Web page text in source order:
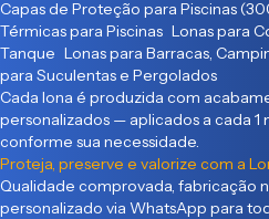
Capas de Proteção para Piscinas
Térmicas para Piscinas Lonas para
Tanque Lonas para Barracas,
para Suculentas e Pergolados
Cada lona é produzida com
personalizados — aplicados a cada 1
conforme sua necessidade.
Proteja, preserve e valorize com a
Qualidade comprovada, fabricação
personalizado via WhatsApp para